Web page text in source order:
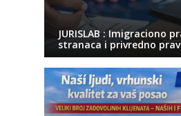
JURISLAB : Imigraciono
stranaca i privredno